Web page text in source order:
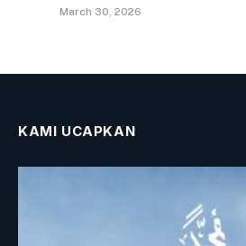
March 30, 2026
KAMI UCAPKAN